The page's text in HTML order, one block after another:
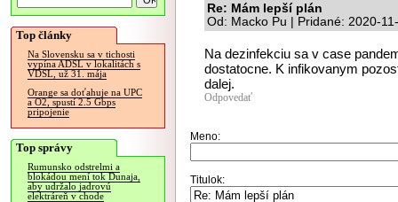
Top články
Na Slovensku sa v tichosti
vypína ADSL v lokalitách s
VDSL, už 31. mája
Orange sa doťahuje na UPC
a O2, spustí 2.5 Gbps
pripojenie
Top správy
Rumunsko odstrelmi a
blokádou mení tok Dunaja,
aby udržalo jadrovú
elektráreň v chode
Re: Mám lepší plán
Od: Macko Pu | Pridané: 2020-
Na dezinfekciu sa v case
dostatocne. K infikovanym
dalej.
Odpovedať
Meno:
Titulok: